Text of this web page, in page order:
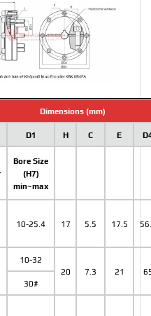
Dimensions (mm)
D1 H C E
Bore Size
(H7)
min~max
10-25.4 17 5.5 17.5
10-32
20
7.3 21
30#